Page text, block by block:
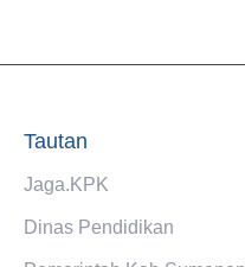
Tautan
Jaga.KPK
Dinas Pendidikan